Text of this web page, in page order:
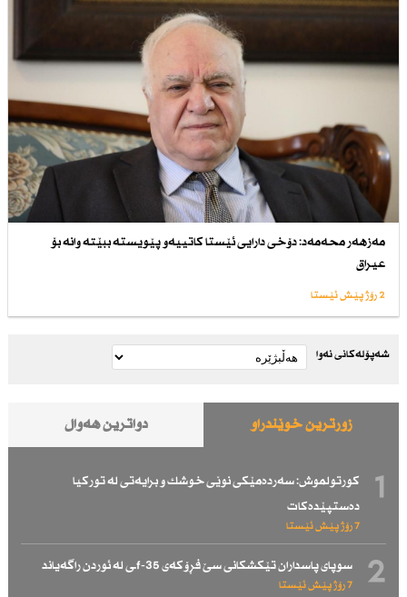
مەزهەر محەمەد: دۆخی دارایی ئێستا كاتییەو پێویستە ببێتە وانە بۆ
عیراق
2 رۆژ پێش ئێستا
شەپۆلەکانی نەوا
زۆرترین خوێندراو دواترین هەواڵ
1
كورتولموش: سەردەمێكی نوێی خوشك و برایەتی لە توركیا
دەستپێدەكات
7 رۆژ پێش ئێستا
2 سوپای پاسداران تێكشكانی سێ فڕۆكەی f-35ـی لە ئوردن راگەیاند
7 رۆژ پێش ئێستا